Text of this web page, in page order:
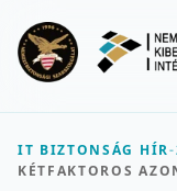
IT BIZTONSÁG HÍR-
KÉTFAKTOROS